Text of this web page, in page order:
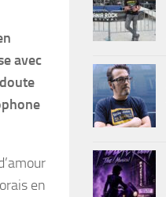
avec
en